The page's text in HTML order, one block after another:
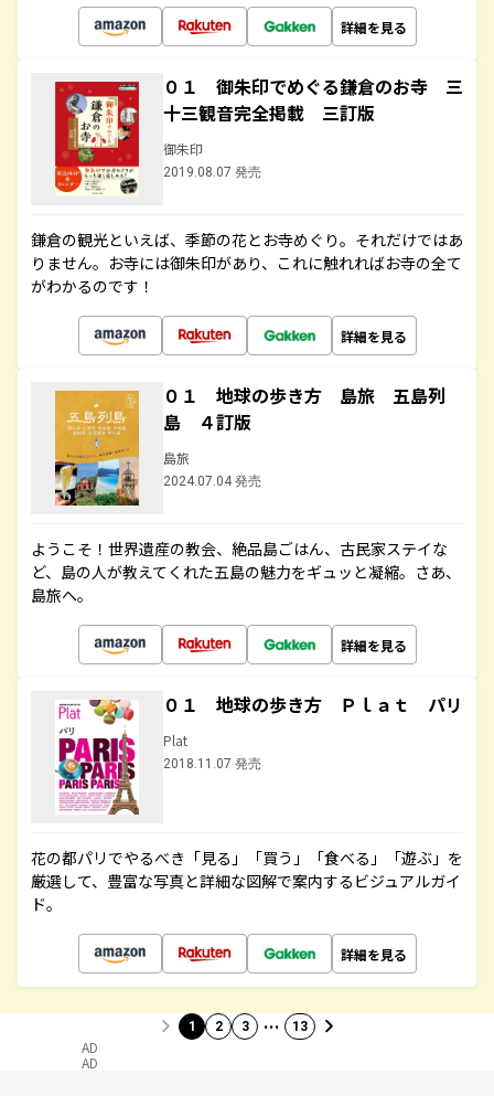
詳細を見る
０１ 御朱印でめぐる鎌倉のお寺 三
十三観音完全掲載 三訂版
御朱印
2019.08.07 発売
鎌倉の観光といえば、季節の花とお寺めぐり。それだけではあ
りません。お寺には御朱印があり、これに触れればお寺の全て
がわかるのです！
詳細を見る
０１ 地球の歩き方 島旅 五島列
島 ４訂版
島旅
2024.07.04 発売
ようこそ！世界遺産の教会、絶品島ごはん、古民家ステイな
ど、島の人が教えてくれた五島の魅力をギュッと凝縮。さあ、
島旅へ。
詳細を見る
０１ 地球の歩き方 Ｐｌａｔ パリ
Plat
2018.11.07 発売
花の都パリでやるべき「見る」「買う」「食べる」「遊ぶ」を
厳選して、豊富な写真と詳細な図解で案内するビジュアルガイ
ド。
詳細を見る
1 2 3 … 13
AD
AD